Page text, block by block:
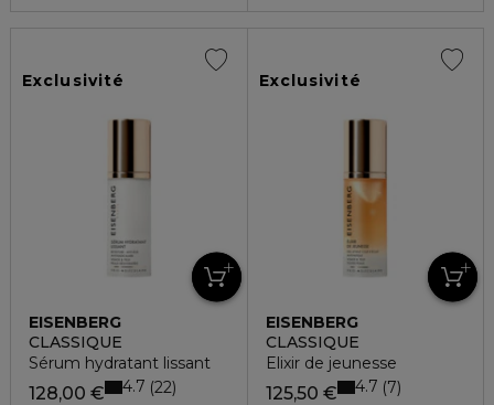
Exclusivité
EISENBERG
CLASSIQUE
Sérum hydratant lissant
128,00 € 4.7 22
Exclusivité
EISENBERG
CLASSIQUE
Elixir de jeunesse
125,50 € 4.7 7